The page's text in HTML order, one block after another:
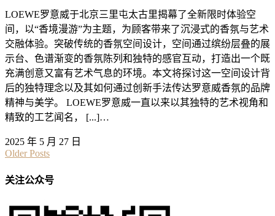
LOEWE罗意威于北京三里屯太古里揭幕了全新限时体验空
间，以“香境漫游”为主题，为顾客带来了沉浸式的香氛与艺术
交融体验。突破传统的香氛空间设计，空间通过缤纷层叠的展
示台、色谱渐变的香氛陈列和独特的感官互动，打造出一个既
充满创意又富有艺术气息的环境。本文将探讨这一空间设计背
后的独特理念以及其如何通过创新手法传达罗意威香氛的品牌
精神与美学。 LOEWE罗意威一直以来以其独特的艺术视角和
精致的工艺闻名， [...]…
2025 年 5 月 27 日
Older Posts
关注公众号